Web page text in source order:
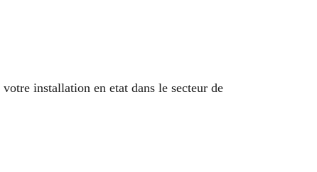
installation en etat dans le secteur de